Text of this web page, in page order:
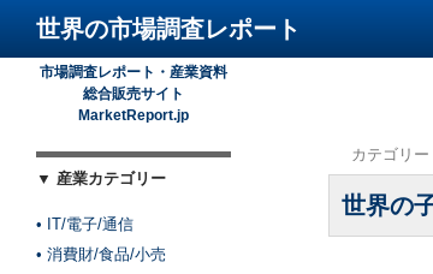
世界の市場調査レポート
カテゴリ
世界の
市場調査レポート・産業資料
総合販売サイト
MarketReport.jp
▼ 産業カテゴリー
• IT/電子/通信
• 消費財/食品/小売